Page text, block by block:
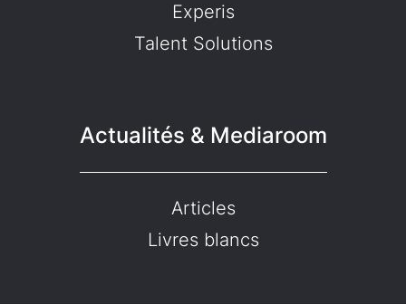
Experis
Talent Solutions
Actualités & Mediaroom
Articles
Livres blancs